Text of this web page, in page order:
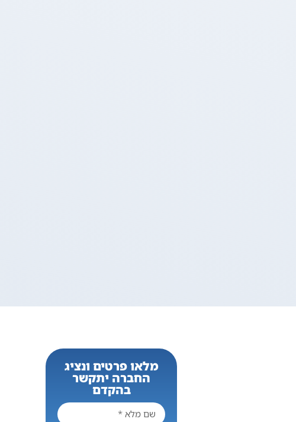
מלאו פרטים ונציג
החברה יתקשר
בהקדם